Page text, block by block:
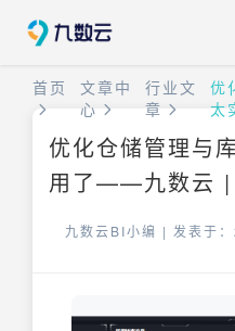
首页
文章中
心
行业文
章
优
太
优化仓储管理与
用了——九数云 |
九数云BI小编 | 发表于